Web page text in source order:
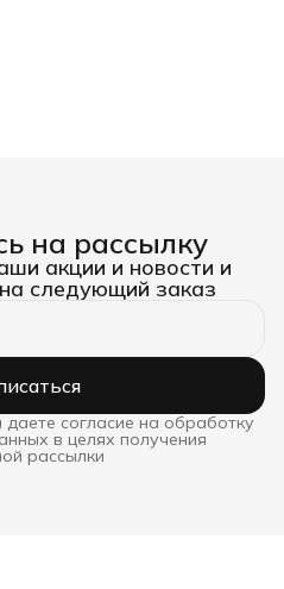
на рассылку
акции и новости и
следующий заказ
согласие на обработку
в целях получения
рассылки